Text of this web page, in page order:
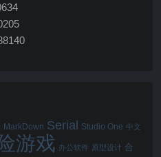
MarkDown Serial Studio One 中文
游戏 办公软件 原型设计 合